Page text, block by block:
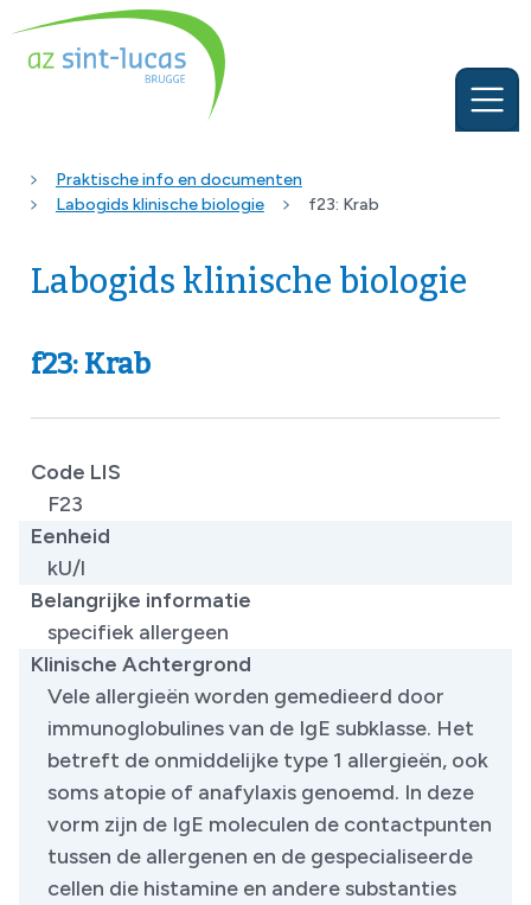
Praktische info en documenten
Labogids klinische biologie
f23: Krab
Labogids klinische biologie
f23: Krab
Code LIS
F23
Eenheid
kU/l
Belangrijke informatie
specifiek allergeen
Klinische Achtergrond
Vele allergieën worden gemedieerd door
immunoglobulines van de IgE subklasse. Het
betreft de onmiddelijke type 1 allergieën, ook
soms atopie of anafylaxis genoemd. In deze
vorm zijn de IgE moleculen de contactpunten
tussen de allergenen en de gespecialiseerde
cellen die histamine en andere substanties